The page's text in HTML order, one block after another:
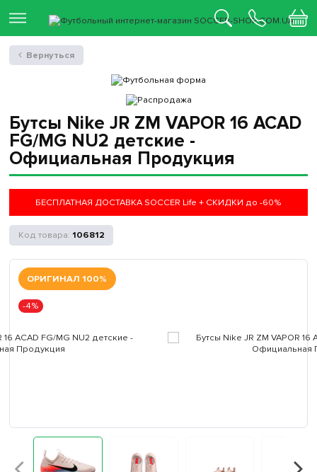
Бутсы Nike JR ZM VAPOR 16 ACAD
FG/MG NU2 детские -
Официальная Продукция
БЕСПЛАТНАЯ ДОСТАВКА SOCCER Life + СКИДКИ до -60%
106812
ОРИГИНАЛ 100%
-4%
Вернуться